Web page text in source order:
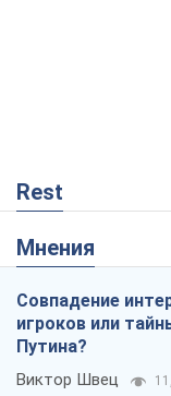
Rest
Мнения
Совпадение
игроков или
Путина?
Виктор Швец